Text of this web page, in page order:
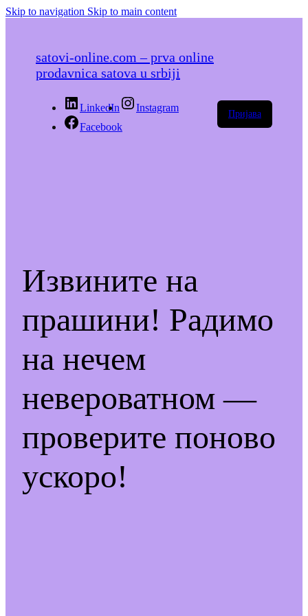
Skip to navigation Skip to main content
satovi-online.com – prva online
prodavnica satova u srbiji
LinkedIn
Instagram
Facebook
Пријава
Извините на
прашини! Радимо
на нечем
невероватном —
проверите поново
ускоро!